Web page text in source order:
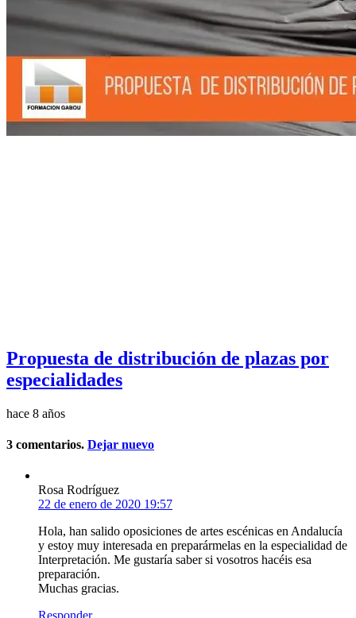
Propuesta de distribución de plazas por
especialidades
hace 8 años
3 comentarios. Dejar nuevo
Rosa Rodríguez
22 de enero de 2020 19:57
Hola, han salido oposiciones de artes escénicas en Andalucía
y estoy muy interesada en preparármelas en la especialidad de
Interpretación. Me gustaría saber si vosotros hacéis esa
preparación.
Muchas gracias.